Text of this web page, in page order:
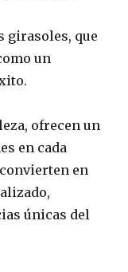
girasoles, que
un
ofrecen un
en cada
en
únicas del